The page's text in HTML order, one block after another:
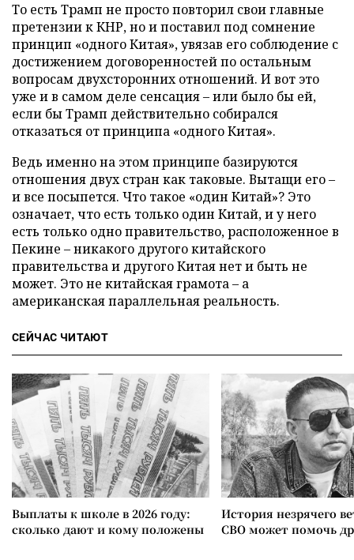
То есть Трамп не просто повторил свои главные
претензии к КНР, но и поставил под сомнение
принцип «одного Китая», увязав его соблюдение с
достижением договоренностей по остальным
вопросам двухсторонних отношений. И вот это
уже и в самом деле сенсация – или было бы ей,
если бы Трамп действительно собирался
отказаться от принципа «одного Китая».
Ведь именно на этом принципе базируются
отношения двух стран как таковые. Вытащи его –
и все посыпется. Что такое «один Китай»? Это
означает, что есть только один Китай, и у него
есть только одно правительство, расположенное в
Пекине – никакого другого китайского
правительства и другого Китая нет и быть не
может. Это не китайская грамота – а
американская параллельная реальность.
СЕЙЧАС ЧИТАЮТ
Выплаты к школе в 2026 году:
сколько дают и кому положены
История незрячего
СВО может помочь